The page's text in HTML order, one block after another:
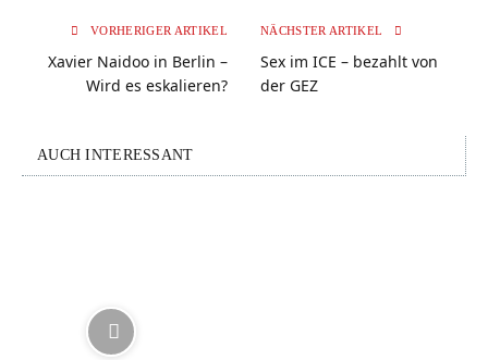
VORHERIGER ARTIKEL
Xavier Naidoo in Berlin –
Wird es eskalieren?
NÄCHSTER ARTIKEL
Sex im ICE – bezahlt von
der GEZ
AUCH INTERESSANT